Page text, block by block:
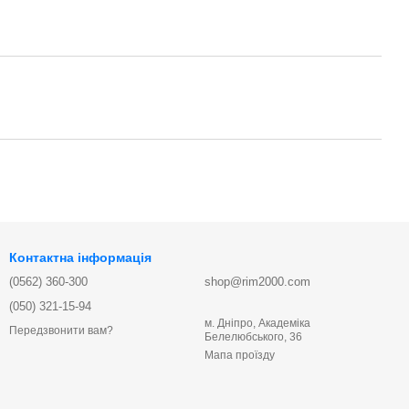
Контактна інформація
(0562) 360-300
(050) 321-15-94
Передзвонити вам?
shop@rim2000.com
м. Дніпро, Академіка
Белелюбського, 36
Мапа проїзду